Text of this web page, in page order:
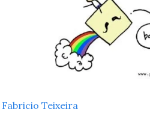
Fabricio Teixeira